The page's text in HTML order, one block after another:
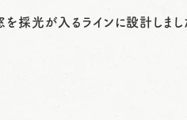
採光が入るラインに設計しま